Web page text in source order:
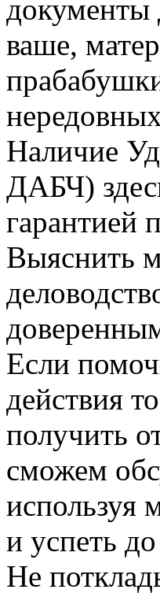
документы
ваше,
Наличие
ДАБЧ)
гарантией
Выяснить
Если
действия
получить
сможем
используя
и успеть
Не